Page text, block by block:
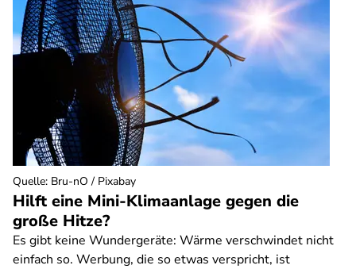
Hilft eine Mini-Klimaanlage gegen die
große Hitze?
Es gibt keine Wundergeräte: Wärme verschwindet nicht
einfach so. Werbung, die so etwas verspricht, ist
Quelle: Bru-nO / Pixabay